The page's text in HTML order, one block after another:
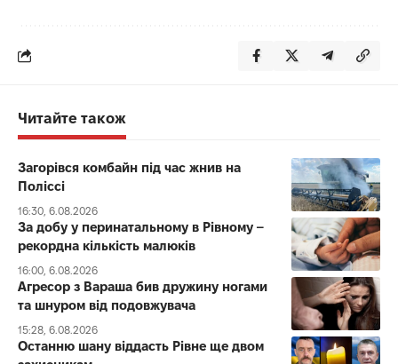
Читайте також
Загорівся комбайн під час жнив на
Поліссі
16:30, 6.08.2026
За добу у перинатальному в Рівному –
рекордна кількість малюків
16:00, 6.08.2026
Агресор з Вараша бив дружину ногами
та шнуром від подовжувача
15:28, 6.08.2026
Останню шану віддасть Рівне ще двом